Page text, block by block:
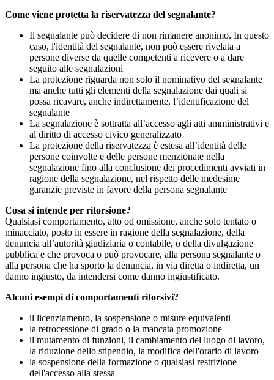
Come viene protetta la riservatezza del segnalante?
Il segnalante può decidere di non rimanere anonimo. In questo
caso, l'identità del segnalante, non può essere rivelata a
persone diverse da quelle competenti a ricevere o a dare
seguito alle segnalazioni
La protezione riguarda non solo il nominativo del segnalante
ma anche tutti gli elementi della segnalazione dai quali si
possa ricavare, anche indirettamente, l’identificazione del
segnalante
La segnalazione è sottratta all’accesso agli atti amministrativi e
al diritto di accesso civico generalizzato
La protezione della riservatezza è estesa all’identità delle
persone coinvolte e delle persone menzionate nella
segnalazione fino alla conclusione dei procedimenti avviati in
ragione della segnalazione, nel rispetto delle medesime
garanzie previste in favore della persona segnalante
Cosa si intende per ritorsione?
Qualsiasi comportamento, atto od omissione, anche solo tentato o
minacciato, posto in essere in ragione della segnalazione, della
denuncia all’autorità giudiziaria o contabile, o della divulgazione
pubblica e che provoca o può provocare, alla persona segnalante o
alla persona che ha sporto la denuncia, in via diretta o indiretta, un
danno ingiusto, da intendersi come danno ingiustificato.
Alcuni esempi di comportamenti ritorsivi?
il licenziamento, la sospensione o misure equivalenti
la retrocessione di grado o la mancata promozione
il mutamento di funzioni, il cambiamento del luogo di lavoro,
la riduzione dello stipendio, la modifica dell'orario di lavoro
la sospensione della formazione o qualsiasi restrizione
dell'accesso alla stessa